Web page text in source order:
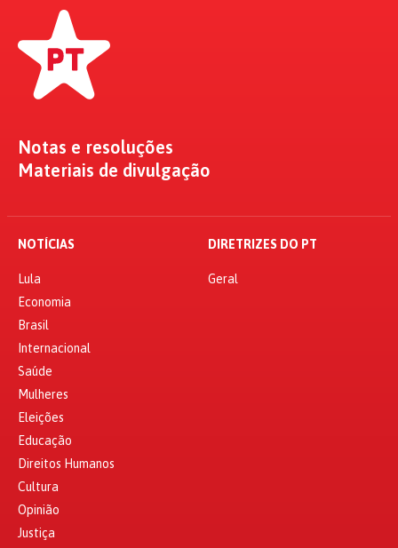
Notas e resoluções
Materiais de divulgação
NOTÍCIAS
Lula
Economia
Brasil
Internacional
Saúde
Mulheres
Eleições
Educação
Direitos Humanos
Cultura
Opinião
Justiça
DIRETRIZES DO PT
Geral